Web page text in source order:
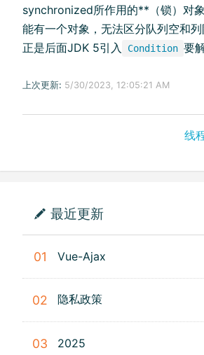
synchronized所作用的**（锁）对
能有一个对象，无法区分队列空和
正是后面JDK 5引入
Condition 要
上次更新: 5/30/2023, 12:05:21 AM
线
最近更新
01 Vue-Ajax
02 隐私政策
03 2025